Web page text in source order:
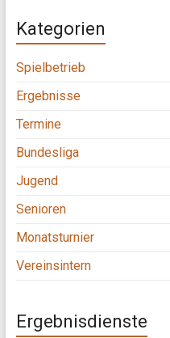
Kategorien
Spielbetrieb
Ergebnisse
Termine
Bundesliga
Jugend
Senioren
Monatsturnier
Vereinsintern
Ergebnisdienste